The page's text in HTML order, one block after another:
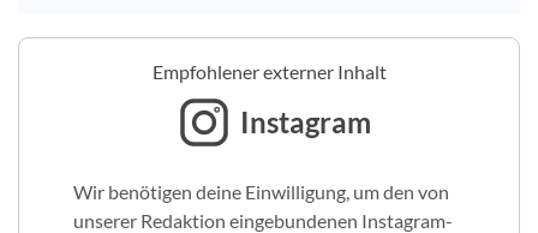
Empfohlener externer Inhalt
Instagram
Wir benötigen deine Einwilligung, um den von
unserer Redaktion eingebundenen Instagram-